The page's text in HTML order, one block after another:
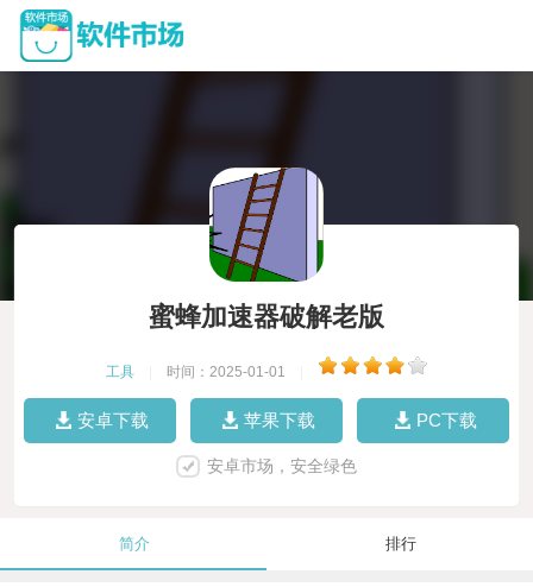
蜜蜂加速器破解老版
工具 时间：2025-01-01
安卓下载 苹果下载 PC下载
安卓市场，安全绿色
简介 排行